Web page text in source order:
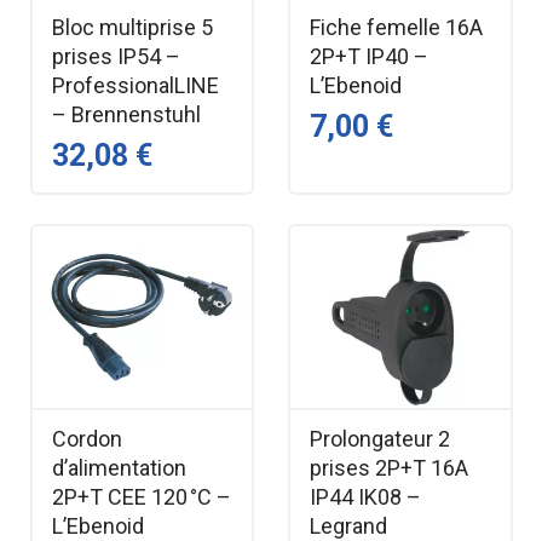
Bloc multiprise 5
prises IP54 –
ProfessionalLINE
– Brennenstuhl
32,08 €
Fiche femelle 16A
2P+T IP40 –
L’Ebenoid
7,00 €
Cordon
d’alimentation
2P+T CEE 120 °C –
L’Ebenoid
Prolongateur 2
prises 2P+T 16A
IP44 IK08 –
Legrand